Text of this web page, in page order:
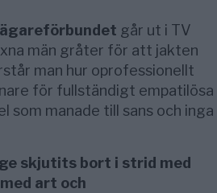
går ut i TV
män gråter för att jakten
man hur oprofessionellt
för fullständigt empatilösa
som manade till sans och inga
skjutits bort i strid med
art och